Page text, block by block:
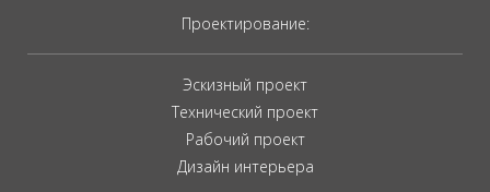
Проектирование:
Эскизный проект
Технический проект
Рабочий проект
Дизайн интерьера